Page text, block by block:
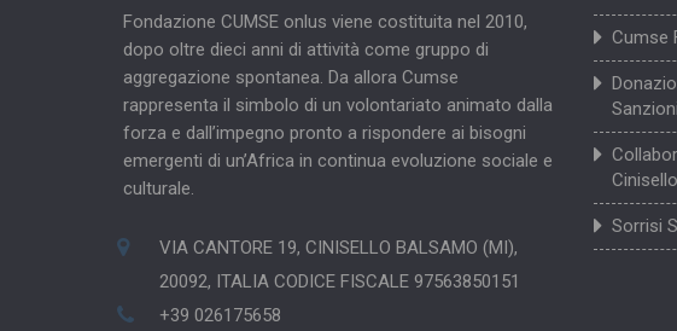
Fondazione CUMSE onlus viene costituita nel 2010,
dopo oltre dieci anni di attività come gruppo di
aggregazione spontanea. Da allora Cumse
rappresenta il simbolo di un volontariato animato dalla
forza e dall’impegno pronto a rispondere ai bisogni
emergenti di un’Africa in continua evoluzione sociale e
culturale.
VIA CANTORE 19, CINISELLO BALSAMO (MI),
20092, ITALIA CODICE FISCALE 97563850151
+39 026175658
Cumse
Sorrisi